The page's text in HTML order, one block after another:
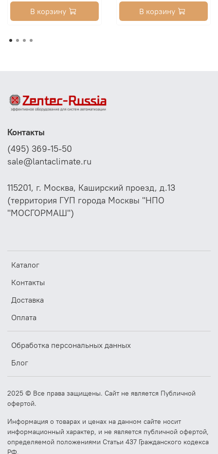
В корзину В корзину
Каталог
Контакты
Доставка
Оплата
Обработка персональных данных
Блог
Контакты
(495) 369-15-50
sale@lantaclimate.ru
115201, г. Москва, Каширский проезд, д.13
(территория ГУП города Москвы "НПО
"МОСГОРМАШ")
2025 © Все права защищены. Сайт не является Публичной
офертой.
Информация о товарах и ценах на данном сайте носит
информационный характер, и не является публичной офертой,
определяемой положениями Статьи 437 Гражданского кодекса
РФ.